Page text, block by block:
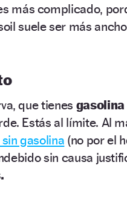
más complicado,
suele ser más
que tienes
Estás al límite. Al
gasolina (no por el
sin causa